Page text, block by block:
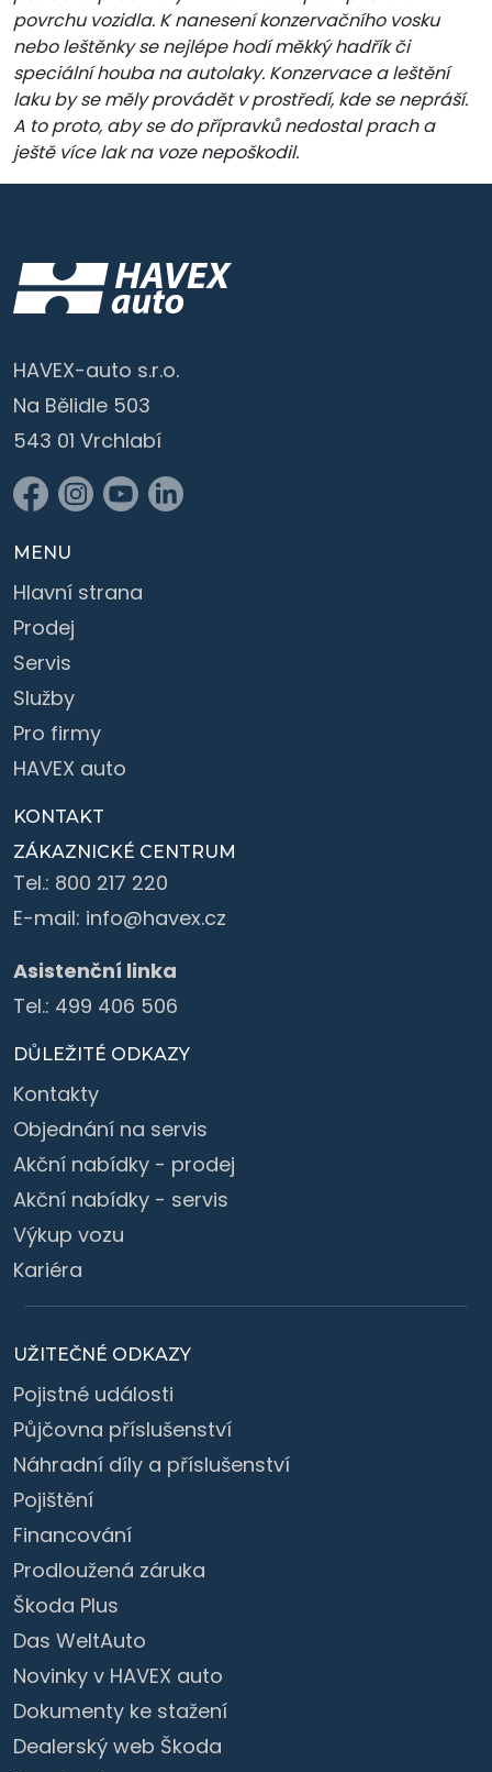
povrchu vozidla. K nanesení konzervačního vosku
nebo leštěnky se nejlépe hodí měkký hadřík či
speciální houba na autolaky. Konzervace a leštění
laku by se měly provádět v prostředí, kde se nepráší.
A to proto, aby se do přípravků nedostal prach a
ještě více lak na voze nepoškodil.
HAVEX-auto s.r.o.
Na Bělidle 503
543 01 Vrchlabí
MENU
Hlavní strana
Prodej
Servis
Služby
Pro firmy
HAVEX auto
KONTAKT
ZÁKAZNICKÉ CENTRUM
Tel.: 800 217 220
E-mail: info@havex.cz
Asistenční linka
Tel.: 499 406 506
DŮLEŽITÉ ODKAZY
Kontakty
Objednání na servis
Akční nabídky - prodej
Akční nabídky - servis
Výkup vozu
Kariéra
UŽITEČNÉ ODKAZY
Pojistné události
Půjčovna příslušenství
Náhradní díly a příslušenství
Pojištění
Financování
Prodloužená záruka
Škoda Plus
Das WeltAuto
Novinky v HAVEX auto
Dokumenty ke stažení
Dealerský web Škoda